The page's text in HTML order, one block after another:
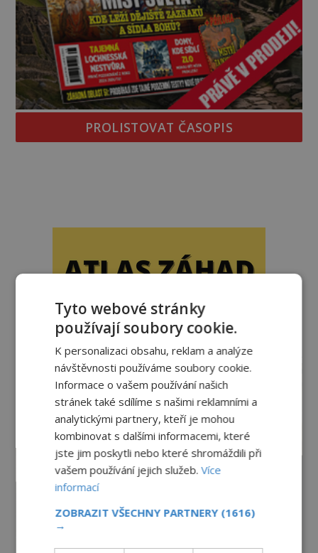
PROLISTOVAT ČASOPIS
reklama
Tyto webové stránky
používají soubory cookie.
K personalizaci obsahu, reklam a analýze
návštěvnosti používáme soubory cookie.
Informace o vašem používání našich
stránek také sdílíme s našimi reklamními a
analytickými partnery, kteří je mohou
kombinovat s dalšími informacemi, které
jste jim poskytli nebo které shromáždili při
vašem používání jejich služeb.Více
informací
ZOBRAZIT VŠECHNY PARTNERY (1616)
→